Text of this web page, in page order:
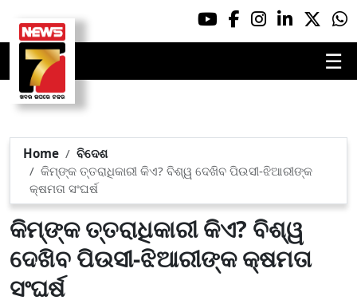
☰
Home
ବିଦେଶ
କିମ୍‌ଙ୍କ ତ୍ତରାଧିକାରୀ କିଏ? ବିଶ୍ୱ ଦେଖିବ ପିଉସୀ-ଝିଆରୀଙ୍କ
କ୍ଷମତା ସଂଘର୍ଷ
କିମ୍‌ଙ୍କ ତ୍ତରାଧିକାରୀ କିଏ? ବିଶ୍ୱ
ଦେଖିବ ପିଉସୀ-ଝିଆରୀଙ୍କ କ୍ଷମତା
ସଂଘର୍ଷ